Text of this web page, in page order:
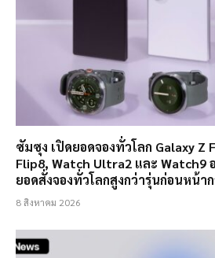
ซัมซุง เปิดยอดจองทั่วโลก Galaxy Z
Flip8, Watch Ultra2 และ Watch9
ยอดสั่งจองทั่วโลกสูงกว่ารุ่นก่อนหน้า
8 สิงหาคม 2026